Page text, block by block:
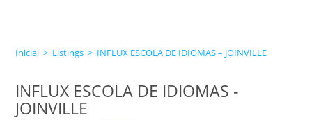
Inicial > Listings > INFLUX ESCOLA DE IDIOMAS – JOINVILLE
INFLUX ESCOLA DE IDIOMAS -
JOINVILLE